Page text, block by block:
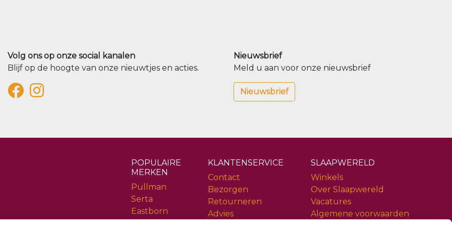
Volg ons op onze social kanalen
Blijf op de hoogte van onze nieuwtjes en acties.
Nieuwsbrief
Meld u aan voor onze nieuwsbrief
Nieuwsbrief
POPULAIRE
MERKEN
Pullman
Serta
Eastborn
KLANTENSERVICE
Contact
Bezorgen
Retourneren
Advies
SLAAPWERELD
Winkels
Over Slaapwereld
Vacatures
Algemene voorwaarden